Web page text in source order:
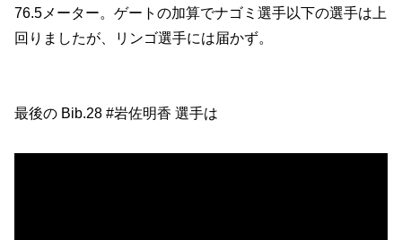
76.5メーター。ゲートの加算でナゴミ選手以下の選手は上
回りましたが、リンゴ選手には届かず。
最後の Bib.28 #岩佐明香 選手は